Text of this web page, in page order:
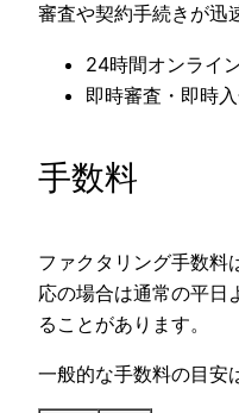
審査や契約手続きが迅
24時間オンライ
即時審査・即時
手数料
ファクタリング手数料
応の場合は通常の平日
ることがあります。
一般的な手数料の目安